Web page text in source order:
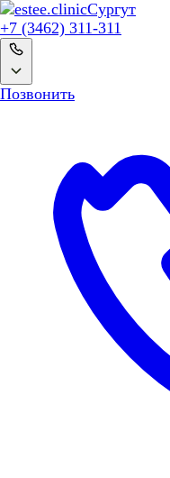
Сургут
+7 (3462) 311-311
Позвонить